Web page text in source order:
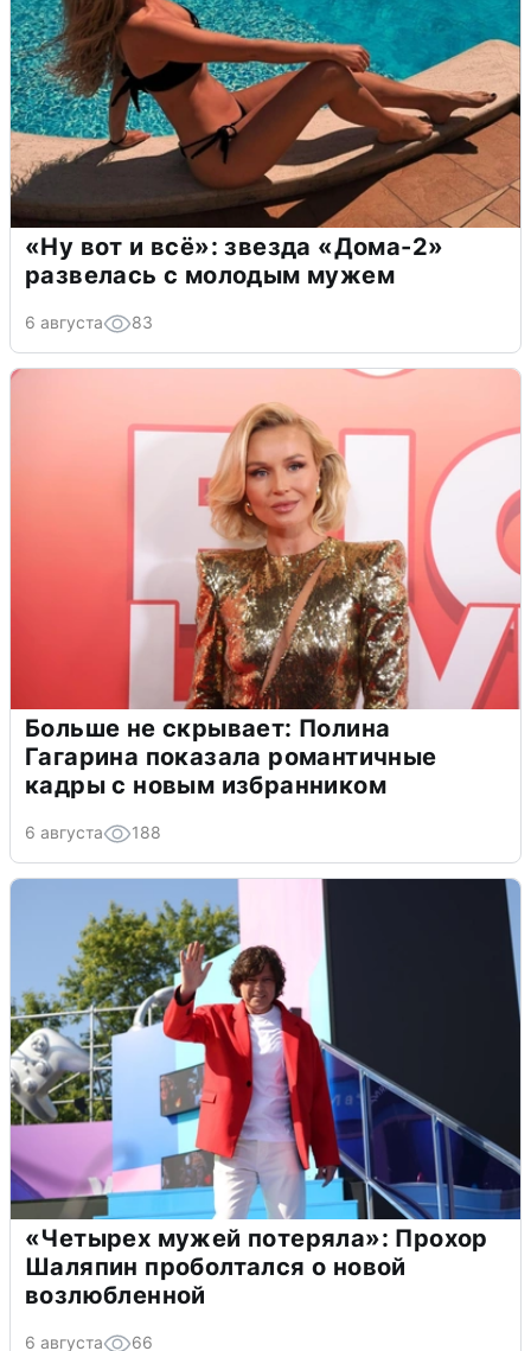
«Ну вот и всё»: звезда «Дома-2»
развелась с молодым мужем
6 августа 83
Больше не скрывает: Полина
Гагарина показала романтичные
кадры с новым избранником
6 августа 188
«Четырех мужей потеряла»: Прохор
Шаляпин проболтался о новой
возлюбленной
6 августа 66